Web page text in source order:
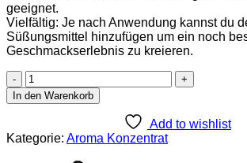
geeignet.
Vielfältig: Je nach Anwendung kannst du
Süßungsmittel hinzufügen um ein noch
Geschmackserlebnis zu kreieren.
Belissia
Shake
and
-
Toffee
In den Warenkorb
Add to wishlist
Kategorie: Aroma Konzentrat